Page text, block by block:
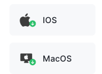
IOS
MacOS